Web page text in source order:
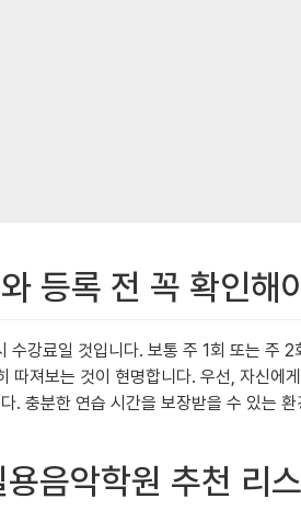
등록 전 꼭 확인해
강료일 것입니다. 보통 주 1회 또는
따져보는 것이 현명합니다. 우선, 자신
. 충분한 연습 시간을 보장받을 수 있는
음악학원 추천 리